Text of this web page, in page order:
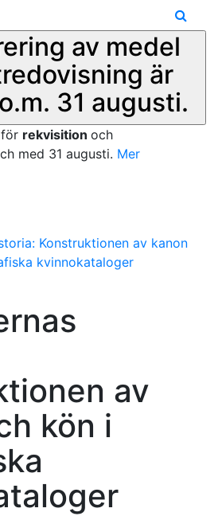
av medel
är
31 augusti.
rekvisition och
med 31 augusti. Mer
Konstruktionen av kanon
kvinnokataloger
av
kön i